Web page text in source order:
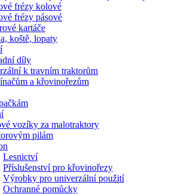
frézy kolové
frézy pásové
kartáče
koště, lopaty
díly
k travním traktorům
a křovinořezům
vozíky za malotraktory
pilám
Lesnictví
Příslušenství pro křovinořezy
Výrobky pro univerzální použití
Ochranné pomůcky